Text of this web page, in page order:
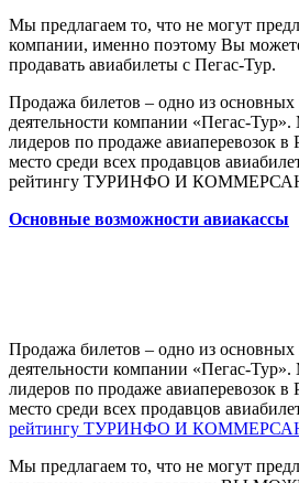
Мы предлагаем то, что не могут
компании, именно поэтому Вы
продавать авиабилеты с Пегас-Тур.
Продажа билетов – одно из основных
деятельности компании «Пегас-
лидеров по продаже авиаперевозок в
место среди всех продавцов
рейтингу ТУРИНФО И
Основные возможности авиакассы
Продажа билетов – одно из основных
деятельности компании «Пегас-
лидеров по продаже авиаперевозок в
место среди всех продавцов
рейтингу ТУРИНФО И
Мы предлагаем то, что не могут